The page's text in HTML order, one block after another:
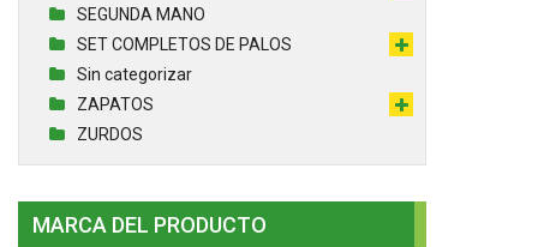
SEGUNDA MANO
SET COMPLETOS DE PALOS
Sin categorizar
ZAPATOS
ZURDOS
MARCA DEL PRODUCTO